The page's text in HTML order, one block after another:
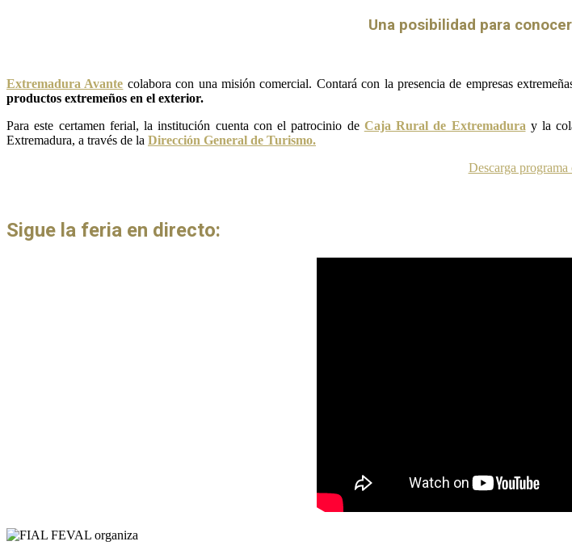
Una posibilidad para
Extremadura Avante colabora con una misión comercial. Contará con la presencia de empresas
productos extremeños en el exterior.
Para este certamen ferial, la institución cuenta con el patrocinio de Caja Rural de Extremadura y la
Extremadura, a través de la Dirección General de Turismo.
Descarga programa
Sigue la feria en directo: